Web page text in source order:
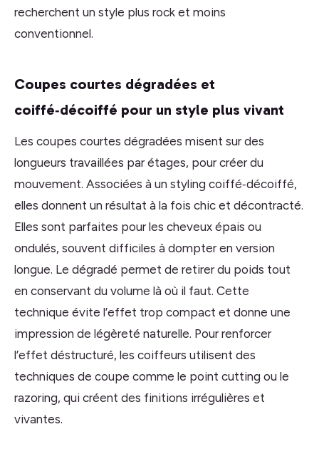
recherchent un style plus rock et moins
conventionnel.
Coupes courtes dégradées et
coiffé‑décoiffé pour un style plus vivant
Les coupes courtes dégradées misent sur des
longueurs travaillées par étages, pour créer du
mouvement. Associées à un styling coiffé‑décoiffé,
elles donnent un résultat à la fois chic et décontracté.
Elles sont parfaites pour les cheveux épais ou
ondulés, souvent difficiles à dompter en version
longue. Le dégradé permet de retirer du poids tout
en conservant du volume là où il faut. Cette
technique évite l’effet trop compact et donne une
impression de légèreté naturelle. Pour renforcer
l’effet déstructuré, les coiffeurs utilisent des
techniques de coupe comme le point cutting ou le
razoring, qui créent des finitions irrégulières et
vivantes.